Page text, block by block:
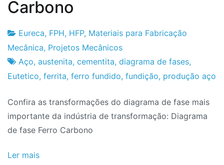
Carbono
Fabrica
do
Projeto
28
de
Junho
2022
Eureca, FPH, HFP, Materiais para Fabricação
Mecânica, Projetos Mecânicos
Aço, austenita, cementita, diagrama de fases,
Eutetico, ferrita, ferro fundido, fundição, produção aço
Confira as transformações do diagrama de fase mais
importante da indústria de transformação: Diagrama
de fase Ferro Carbono
Ler mais